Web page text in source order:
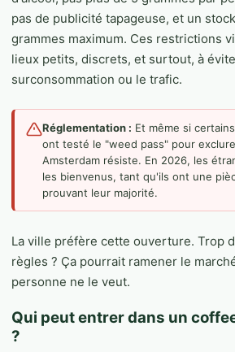
pas de publicité tapageuse, et un
grammes maximum. Ces restrictions
lieux petits, discrets, et surtout, à
surconsommation ou le trafic.
Réglementation : Et même si
ont testé le "weed pass" pour
Amsterdam résiste. En 2026, les
les bienvenus, tant qu'ils ont une
prouvant leur majorité.
La ville préfère cette ouverture. Trop
règles ? Ça pourrait ramener le
personne ne le veut.
Qui peut entrer dans un
?